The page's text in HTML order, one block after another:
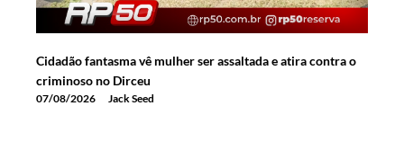
Cidadão fantasma vê mulher ser assaltada e atira contra o
criminoso no Dirceu
07/08/2026 Jack Seed